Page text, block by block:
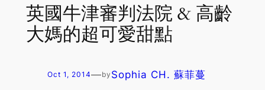
英國牛津審判法院 & 高齡
大媽的超可愛甜點
Oct 1, 2014—by Sophia CH. 蘇菲蔓